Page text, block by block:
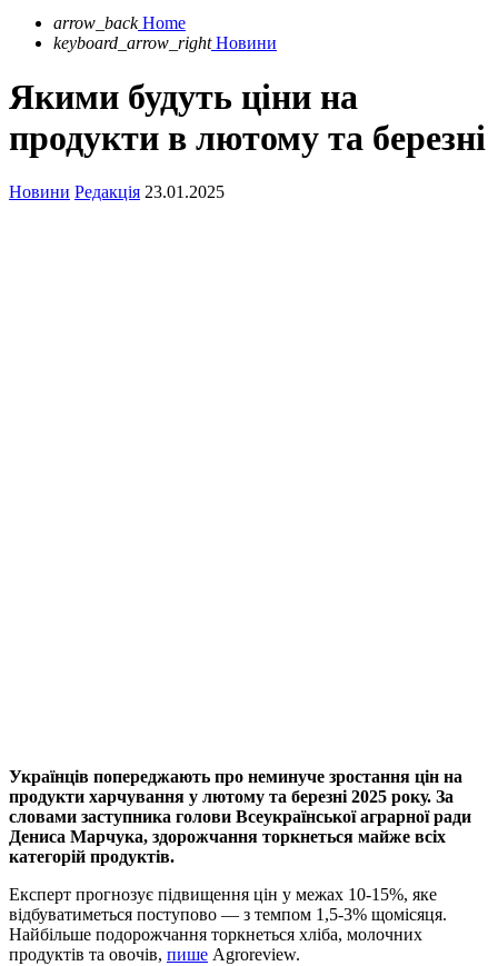
arrow_back Home
keyboard_arrow_right Новини
Якими будуть ціни на
продукти в лютому та березні
Новини Редакція 23.01.2025
Українців попереджають про неминуче зростання цін на
продукти харчування у лютому та березні 2025 року. За
словами заступника голови Всеукраїнської аграрної ради
Дениса Марчука, здорожчання торкнеться майже всіх
категорій продуктів.
Експерт прогнозує підвищення цін у межах 10-15%, яке
відбуватиметься поступово — з темпом 1,5-3% щомісяця.
Найбільше подорожчання торкнеться хліба, молочних
продуктів та овочів, пише Аgroreview.